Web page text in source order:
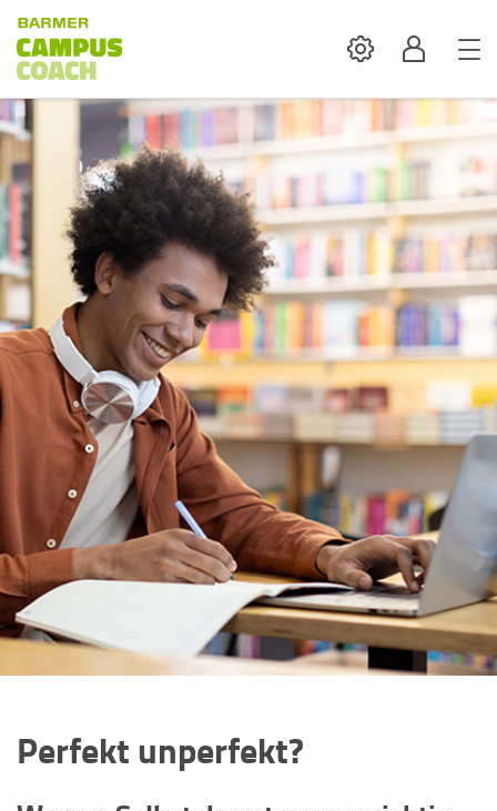
SettingsProfil
Perfekt unperfekt?